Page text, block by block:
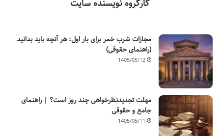
گارگروه نویسنده سایت
مجازات شرب خمر برای بار اول: هر آنچه باید بدانید
(راهنمای حقوقی)
1405/05/12
مهلت تجدیدنظرخواهی چند روز است؟ | راهنمای
جامع و حقوقی
1405/05/11